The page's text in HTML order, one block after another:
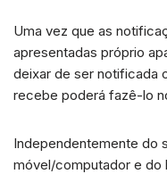
Uma vez que as
apresentadas próprio
deixar de ser notificada
recebe poderá fazê-lo
Independentemente do
móvel/computador e do